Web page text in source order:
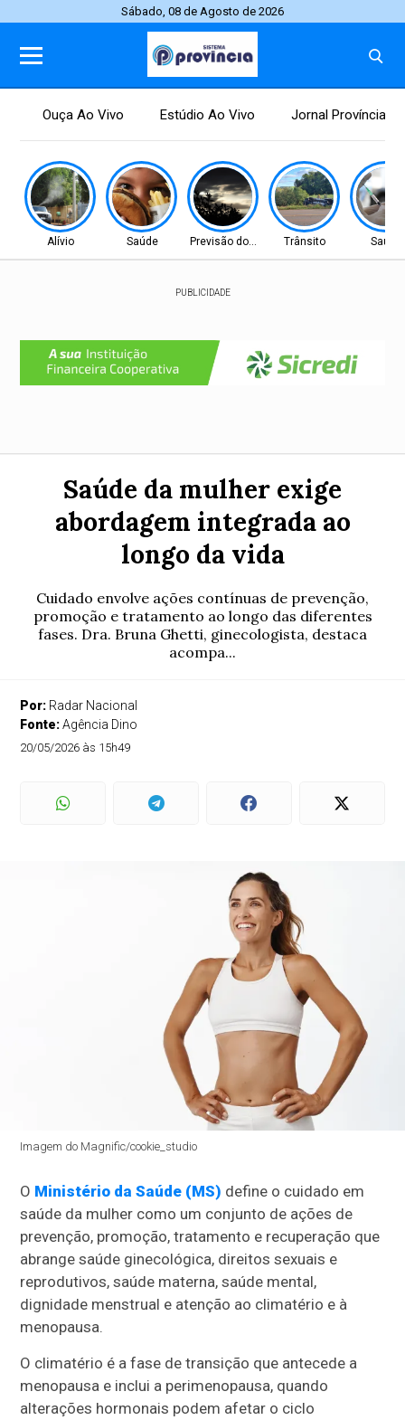
Sábado, 08 de Agosto de 2026
Ouça Ao Vivo Estúdio Ao Vivo Jornal Província
Alívio Saúde Previsão do tempo Trânsito Saúde
PUBLICIDADE
Saúde da mulher exige
abordagem integrada ao
longo da vida
Cuidado envolve ações contínuas de prevenção,
promoção e tratamento ao longo das diferentes
fases. Dra. Bruna Ghetti, ginecologista, destaca
acompa...
Por: Radar Nacional
Fonte:Agência Dino
20/05/2026 às 15h49
Imagem do Magnific/cookie_studio
O Ministério da Saúde (MS) define o cuidado em
saúde da mulher como um conjunto de ações de
prevenção, promoção, tratamento e recuperação que
abrange saúde ginecológica, direitos sexuais e
reprodutivos, saúde materna, saúde mental,
dignidade menstrual e atenção ao climatério e à
menopausa.
O climatério é a fase de transição que antecede a
menopausa e inclui a perimenopausa, quando
alterações hormonais podem afetar o ciclo